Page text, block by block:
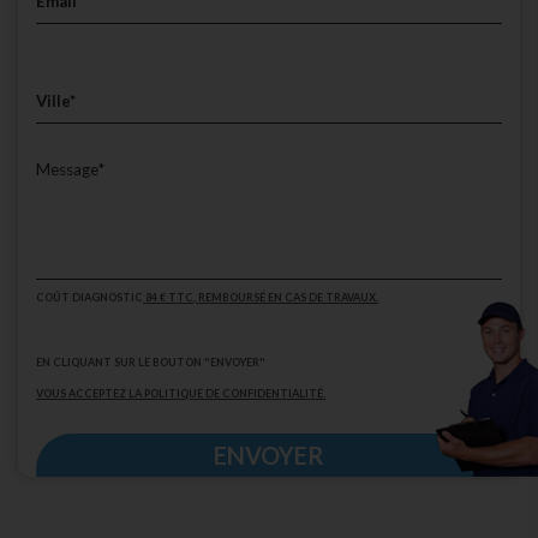
COÛT DIAGNOSTIC 84 € TTC , REMBOURSÉ EN CAS DE TRAVAUX.
EN CLIQUANT SUR LE BOUTON "ENVOYER"
VOUS ACCEPTEZ LA POLITIQUE DE CONFIDENTIALITÉ.